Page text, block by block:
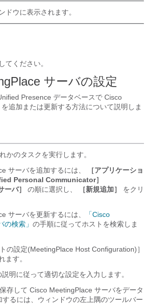
ドウに表示されます。
てください。
サーバの設定
Presence データベースで Cisco
追加または更新する方法について説明しま
かのタスクを実行します。
サーバを追加するには、
［アプリケーショ
Personal Communicator］
バ］
の順に選択し、 ［新規追加］
をクリ
サーバを更新するには、
「Cisco
検索」 の手順に従ってホストを検索しま
の設定(MeetingPlace Host Configuration)］
ます。
説明に従って適切な設定を入力します。
存して Cisco MeetingPlace サーバをデータ
するには、ウィンドウの左上隅のツールバー